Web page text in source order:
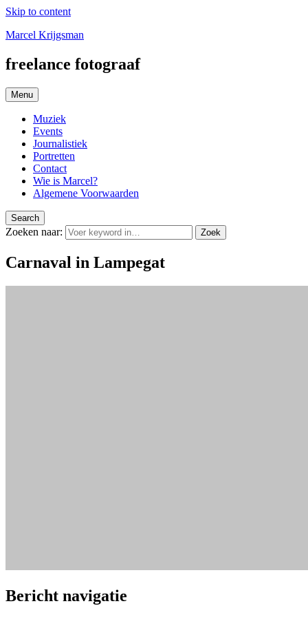
Skip to content
Marcel Krijgsman
freelance fotograaf
Menu
Muziek
Events
Journalistiek
Portretten
Contact
Wie is Marcel?
Algemene Voorwaarden
Search
Zoeken naar: Zoek
Carnaval in Lampegat
Bericht navigatie